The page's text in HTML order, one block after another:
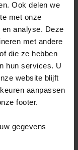
Ook delen we
met onze
analyse. Deze
met andere
die ze hebben
hun services. U
website blijft
aanpassen
footer.
gegevens
reageer →